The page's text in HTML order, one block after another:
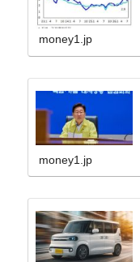
money1.jp
money1.jp